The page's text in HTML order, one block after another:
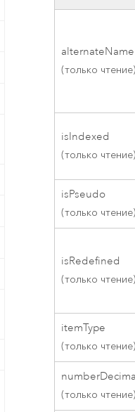
alternateName
(только чтение)
isIndexed
(только чтение)
isPseudo
(только чтение)
isRedefined
(только чтение)
itemType
(только чтение)
(только чтение)